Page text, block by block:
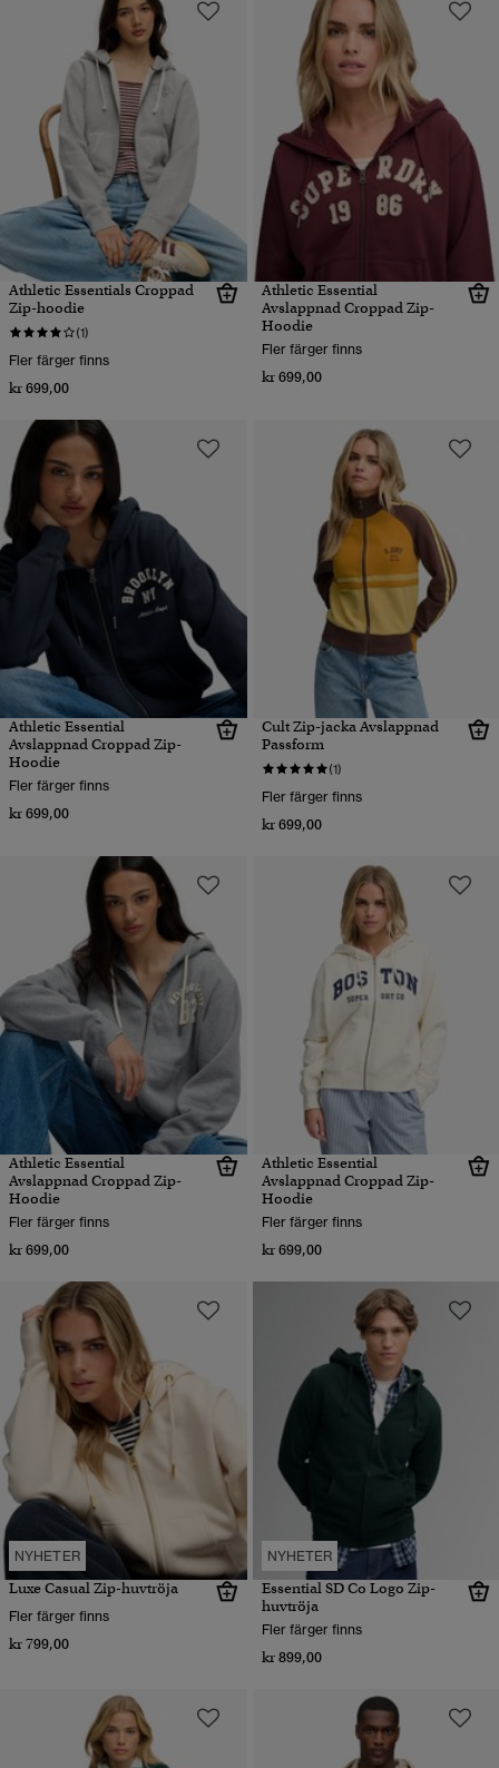
Athletic Essentials Croppad
Zip-hoodie
(1)
Fler färger finns
kr 699,00
Athletic Essential
Avslappnad Croppad Zip-
Hoodie
Fler färger finns
kr 699,00
Athletic Essential
Avslappnad Croppad Zip-
Hoodie
Fler färger finns
kr 699,00
Cult Zip-jacka Avslappnad
Passform
(1)
Fler färger finns
kr 699,00
Athletic Essential
Avslappnad Croppad Zip-
Hoodie
Fler färger finns
kr 699,00
Athletic Essential
Avslappnad Croppad Zip-
Hoodie
Fler färger finns
kr 699,00
NYHETER
Luxe Casual Zip-huvtröja
Fler färger finns
kr 799,00
NYHETER
Essential SD Co Logo Zip-
huvtröja
Fler färger finns
kr 899,00